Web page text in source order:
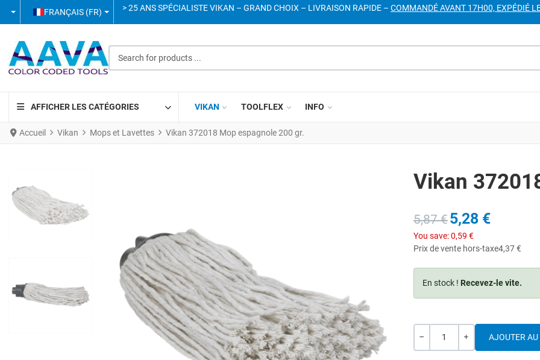
SÉLECTIONNEZ VOTRE LANGUE
FRANÇAIS (FR) > 25 ANS SPÉCIALISTE VIKAN – GRAND CHOIX – LIVRAISON RAPIDE – COMMANDÉ AVANT 17H00, EXPÉDIÉ
AFFICHER LES CATÉGORIES VIKAN TOOLFLEX INFO
Accueil Vikan Mops et Lavettes Vikan 372018 Mop espagnole 200 gr.
Vikan
5,87 €5,28 €
You save:0,59 €
Prix de vente hors-taxe4,37 €
En stock ! Recevez-le vite.
Quantité